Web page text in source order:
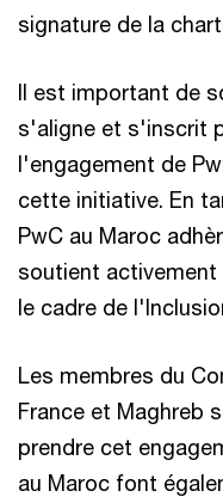
signature de la
Il est important de
s'aligne et s'inscrit
l'engagement de
cette initiative. En
PwC au Maroc
soutient
le cadre de
Les membres du
France et Maghreb
prendre cet
au Maroc font